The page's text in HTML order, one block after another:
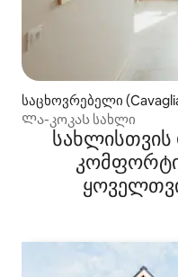
საცხოვრებელი
Ლა-კოკას სახლი
სახლისთვის
კომფორტი